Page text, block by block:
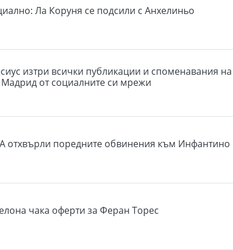
Ла Коруня се подсили с Анхелиньо
изтри всички публикации и споменавания на
от социалните си мрежи
отхвърли поредните обвинения към Инфантино
чака оферти за Феран Торес